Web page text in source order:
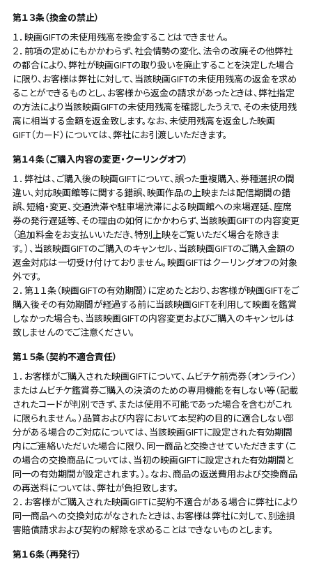
第１３条（換金の禁止）
１．映画GIFTの未使用残高を換金することはできません。
２．前項の定めにもかかわらず、社会情勢の変化、法令の改廃その他弊社
の都合により、弊社が映画GIFTの取り扱いを廃止することを決定した場合
に限り、お客様は弊社に対して、当該映画GIFTの未使用残高の返金を求め
ることができるものとし、お客様から返金の請求があったときは、弊社指定
の方法により当該映画GIFTの未使用残高を確認したうえで、その未使用残
高に相当する金額を返金致します。なお、未使用残高を返金した映画
GIFT（カード）については、弊社にお引渡しいただきます。
第１４条（ご購入内容の変更・クーリングオフ）
１．弊社は、ご購入後の映画GIFTについて、誤った重複購入、券種選択の間
違い、対応映画館等に関する錯誤、映画作品の上映または配信期間の錯
誤、短縮・変更、交通渋滞や駐車場渋滞による映画館への来場遅延、座席
券の発行遅延等、その理由の如何にかかわらず、当該映画GIFTの内容変更
（追加料金をお支払いいただき、特別上映をご覧いただく場合を除きま
す。）、当該映画GIFTのご購入のキャンセル、当該映画GIFTのご購入金額の
返金対応は一切受け付けておりません。映画GIFTはクーリングオフの対象
外です。
２．第１１条（映画GIFTの有効期間）に定めたとおり、お客様が映画GIFTをご
購入後その有効期間が経過する前に当該映画GIFTを利用して映画を鑑賞
しなかった場合も、当該映画GIFTの内容変更およびご購入のキャンセルは
致しませんのでご注意ください。
第１５条（契約不適合責任）
１．お客様がご購入された映画GIFTについて、ムビチケ前売券（オンライン）
またはムビチケ鑑賞券ご購入の決済のための専用機能を有しない等（記載
されたコードが判別できず、または使用不可能であった場合を含むがこれ
に限られません。）品質および内容において本契約の目的に適合しない部
分がある場合のご対応については、当該映画GIFTに設定された有効期間
内にご連絡いただいた場合に限り、同一商品と交換させていただきます（こ
の場合の交換商品については、当初の映画GIFTに設定された有効期間と
同一の有効期間が設定されます。）。なお、商品の返送費用および交換商品
の再送料については、弊社が負担致します。
２．お客様がご購入された映画GIFTに契約不適合がある場合に弊社により
同一商品への交換対応がなされたときは、お客様は弊社に対して、別途損
害賠償請求および契約の解除を求めることはできないものとします。
第１６条（再発行）